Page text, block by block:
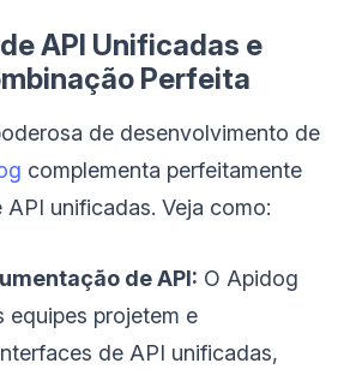
API Unificadas e
Perfeita
de desenvolvimento de
complementa perfeitamente
unificadas. Veja como:
de API: O Apidog
equipes projetem e
de API unificadas,